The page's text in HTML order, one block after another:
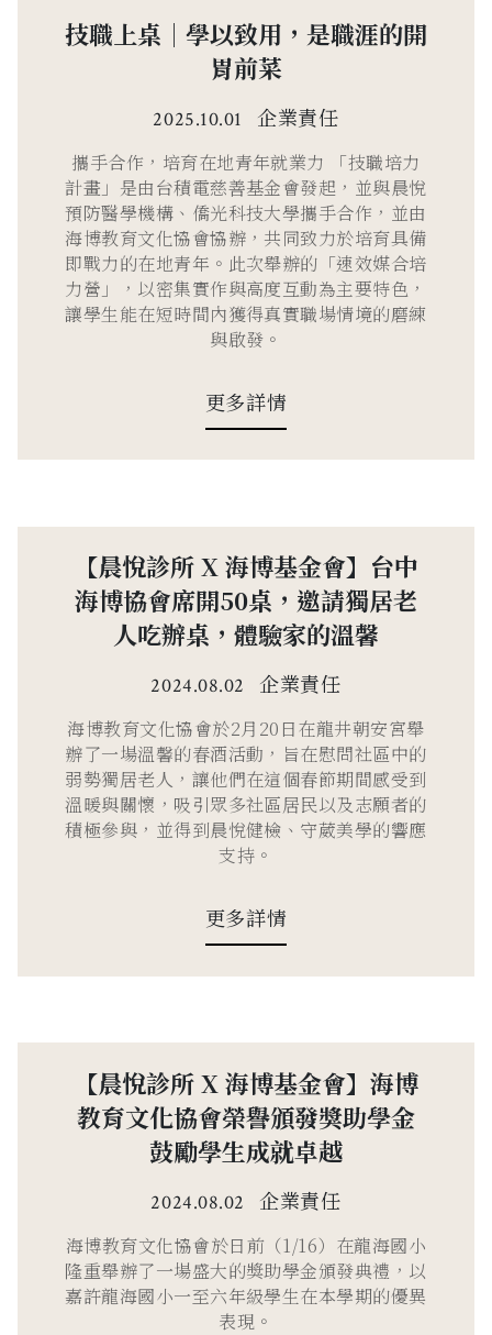
技職上桌｜學以致用，是職涯的開
胃前菜
2025.10.01 企業責任
攜手合作，培育在地青年就業力 「技職培力
計畫」是由台積電慈善基金會發起，並與晨悅
預防醫學機構、僑光科技大學攜手合作，並由
海博教育文化協會協辦，共同致力於培育具備
即戰力的在地青年。此次舉辦的「速效媒合培
力營」，以密集實作與高度互動為主要特色，
讓學生能在短時間內獲得真實職場情境的磨練
與啟發。
更多詳情
【晨悅診所 X 海博基金會】台中
海博協會席開50桌，邀請獨居老
人吃辦桌，體驗家的溫馨
2024.08.02 企業責任
海博教育文化協會於2月20日在龍井朝安宮舉
辦了一場溫馨的春酒活動，旨在慰問社區中的
弱勢獨居老人，讓他們在這個春節期間感受到
溫暖與關懷，吸引眾多社區居民以及志願者的
積極參與，並得到晨悅健檢、守葳美學的響應
支持。
更多詳情
【晨悅診所 X 海博基金會】海博
教育文化協會榮譽頒發獎助學金
鼓勵學生成就卓越
2024.08.02 企業責任
海博教育文化協會於日前（1/16）在龍海國小
隆重舉辦了一場盛大的獎助學金頒發典禮，以
嘉許龍海國小一至六年級學生在本學期的優異
表現。